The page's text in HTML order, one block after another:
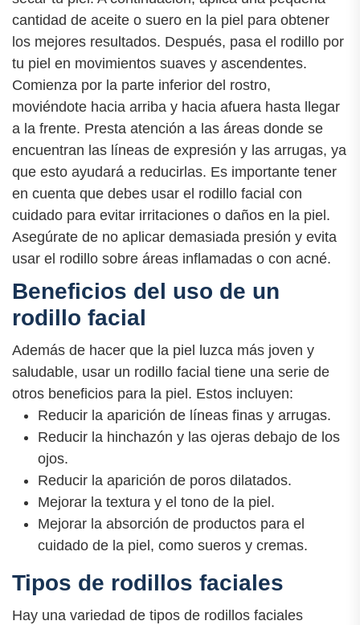
cantidad de aceite o suero en la piel para obtener
los mejores resultados. Después, pasa el rodillo por
tu piel en movimientos suaves y ascendentes.
Comienza por la parte inferior del rostro,
moviéndote hacia arriba y hacia afuera hasta llegar
a la frente. Presta atención a las áreas donde se
encuentran las líneas de expresión y las arrugas, ya
que esto ayudará a reducirlas. Es importante tener
en cuenta que debes usar el rodillo facial con
cuidado para evitar irritaciones o daños en la piel.
Asegúrate de no aplicar demasiada presión y evita
usar el rodillo sobre áreas inflamadas o con acné.
Beneficios del uso de un
rodillo facial
Además de hacer que la piel luzca más joven y
saludable, usar un rodillo facial tiene una serie de
otros beneficios para la piel. Estos incluyen:
Reducir la aparición de líneas finas y arrugas.
Reducir la hinchazón y las ojeras debajo de los
ojos.
Reducir la aparición de poros dilatados.
Mejorar la textura y el tono de la piel.
Mejorar la absorción de productos para el
cuidado de la piel, como sueros y cremas.
Tipos de rodillos faciales
Hay una variedad de tipos de rodillos faciales